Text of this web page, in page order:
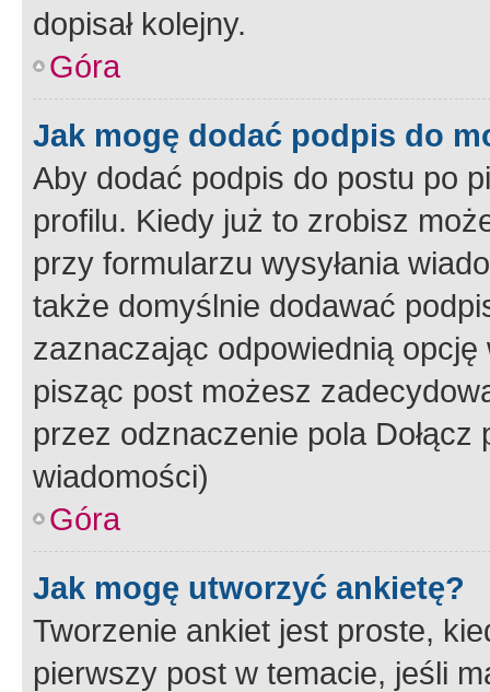
dopisał kolejny.
Góra
Jak mogę dodać podpis do
Aby dodać podpis do postu po
profilu. Kiedy już to zrobisz
przy formularzu wysyłania
także domyślnie dodawać
zaznaczając odpowiednią
pisząc post możesz
przez odznaczenie pola
wiadomości)
Góra
Jak mogę utworzyć ankietę?
Tworzenie ankiet jest proste,
pierwszy post w temacie, jeśli